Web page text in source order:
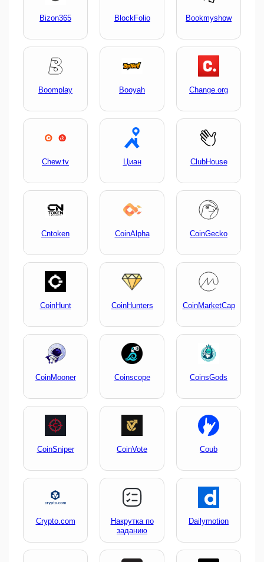
Bizon365 BlockFolio Bookmyshow
Boomplay Booyah Change.org
Chew.tv Циан ClubHouse
Cntoken CoinAlpha CoinGecko
CoinHunt CoinHunters CoinMarketCap
CoinMooner Coinscope CoinsGods
CoinSniper CoinVote Coub
Crypto.com
Накрутка по
заданию
Dailymotion